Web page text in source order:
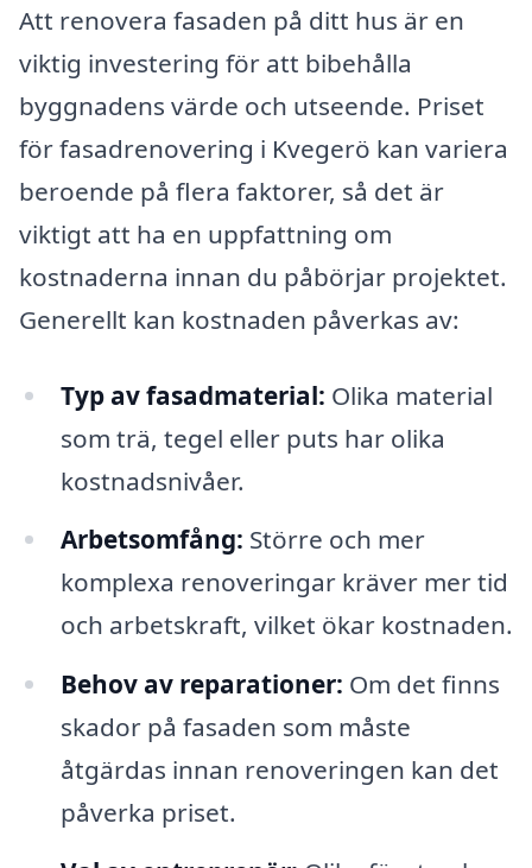
Att renovera fasaden på ditt hus är en
viktig investering för att bibehålla
byggnadens värde och utseende. Priset
för fasadrenovering i Kvegerö kan variera
beroende på flera faktorer, så det är
viktigt att ha en uppfattning om
kostnaderna innan du påbörjar projektet.
Generellt kan kostnaden påverkas av:
Typ av fasadmaterial: Olika material
som trä, tegel eller puts har olika
kostnadsnivåer.
Arbetsomfång: Större och mer
komplexa renoveringar kräver mer tid
och arbetskraft, vilket ökar kostnaden.
Behov av reparationer: Om det finns
skador på fasaden som måste
åtgärdas innan renoveringen kan det
påverka priset.